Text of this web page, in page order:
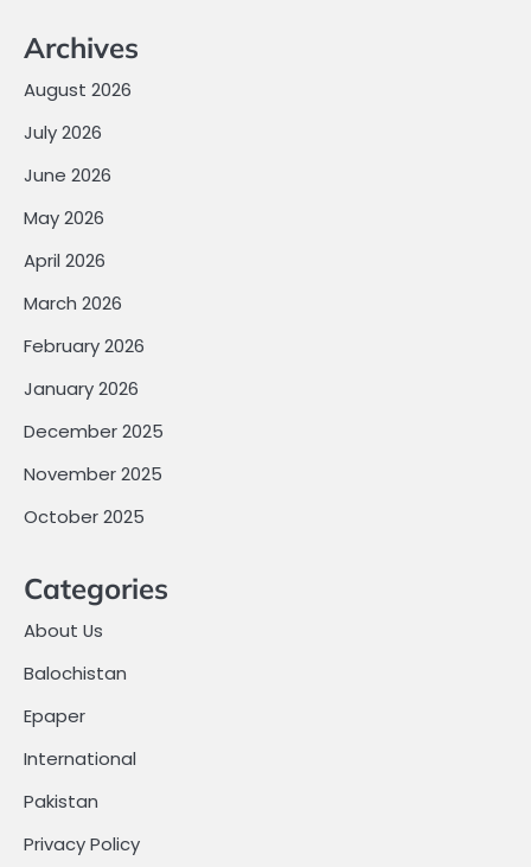
Archives
August 2026
July 2026
June 2026
May 2026
April 2026
March 2026
February 2026
January 2026
December 2025
November 2025
October 2025
Categories
About Us
Balochistan
Epaper
International
Pakistan
Privacy Policy